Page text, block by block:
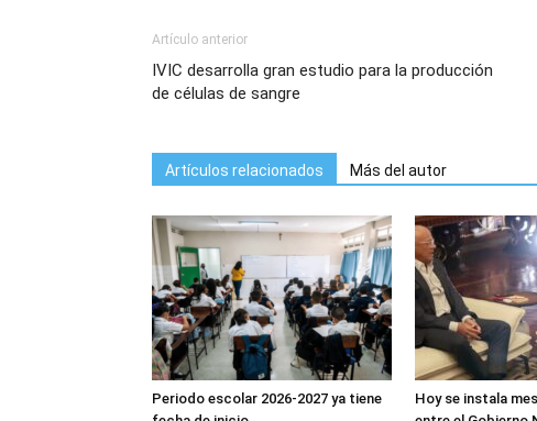
Artículo anterior
IVIC desarrolla gran estudio para la producción
de células de sangre
Artículos relacionados Más del autor
Periodo escolar 2026-2027 ya tiene
Hoy se instala